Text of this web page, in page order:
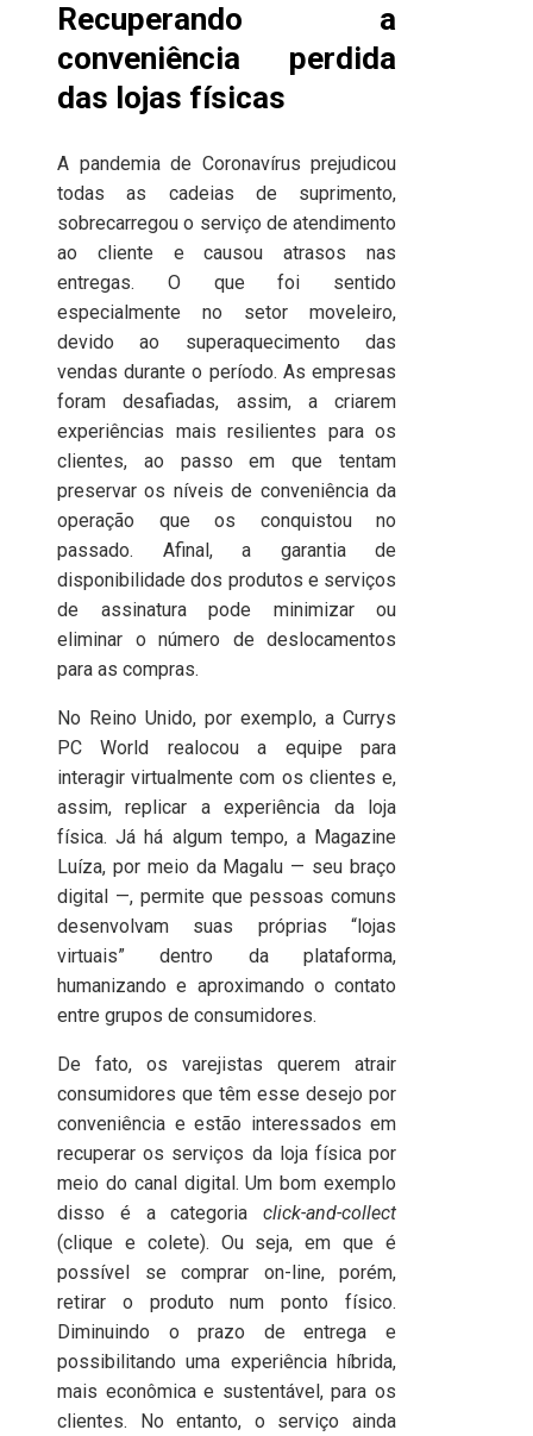
Recuperando a
conveniência perdida
das lojas físicas
A pandemia de Coronavírus prejudicou
todas as cadeias de suprimento,
sobrecarregou o serviço de atendimento
ao cliente e causou atrasos nas
entregas. O que foi sentido
especialmente no setor moveleiro,
devido ao superaquecimento das
vendas durante o período. As empresas
foram desafiadas, assim, a criarem
experiências mais resilientes para os
clientes, ao passo em que tentam
preservar os níveis de conveniência da
operação que os conquistou no
passado. Afinal, a garantia de
disponibilidade dos produtos e serviços
de assinatura pode minimizar ou
eliminar o número de deslocamentos
para as compras.
No Reino Unido, por exemplo, a Currys
PC World realocou a equipe para
interagir virtualmente com os clientes e,
assim, replicar a experiência da loja
física. Já há algum tempo, a Magazine
Luíza, por meio da Magalu — seu braço
digital —, permite que pessoas comuns
desenvolvam suas próprias “lojas
virtuais” dentro da plataforma,
humanizando e aproximando o contato
entre grupos de consumidores.
De fato, os varejistas querem atrair
consumidores que têm esse desejo por
conveniência e estão interessados em
recuperar os serviços da loja física por
meio do canal digital. Um bom exemplo
disso é a categoriaclick-and-collect
(clique e colete). Ou seja, em que é
possível se comprar on-line, porém,
retirar o produto num ponto físico.
Diminuindo o prazo de entrega e
possibilitando uma experiência híbrida,
mais econômica e sustentável, para os
clientes. No entanto, o serviço ainda